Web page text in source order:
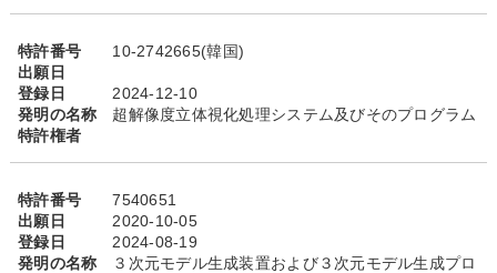
特許番号
10-2742665(韓国)
出願日
登録日
2024-12-10
発明の名称
超解像度立体視化処理システム及びそのプログラム
特許権者
特許番号
7540651
出願日
2020-10-05
登録日
2024-08-19
発明の名称
３次元モデル生成装置および３次元モデル生成プロ